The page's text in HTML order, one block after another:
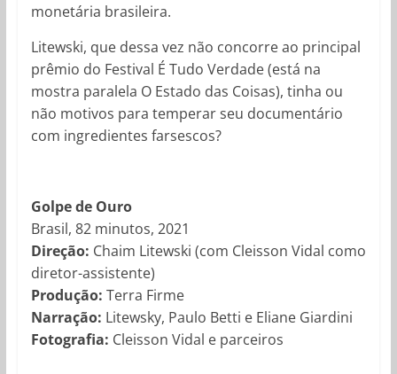
monetária brasileira.
Litewski, que dessa vez não concorre ao principal
prêmio do Festival É Tudo Verdade (está na
mostra paralela O Estado das Coisas), tinha ou
não motivos para temperar seu documentário
com ingredientes farsescos?
Golpe de Ouro
Brasil, 82 minutos, 2021
Direção: Chaim Litewski (com Cleisson Vidal como
diretor-assistente)
Produção: Terra Firme
Narração: Litewsky, Paulo Betti e Eliane Giardini
Fotografia: Cleisson Vidal e parceiros